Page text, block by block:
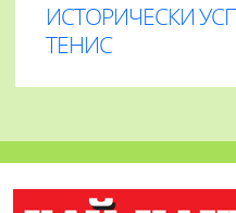
ИСТОРИЧЕСКИ
ТЕНИС